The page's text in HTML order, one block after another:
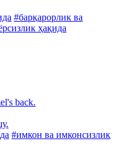
#барқарорлик ва
ҳақида
back.
#имкон ва имконсизлик